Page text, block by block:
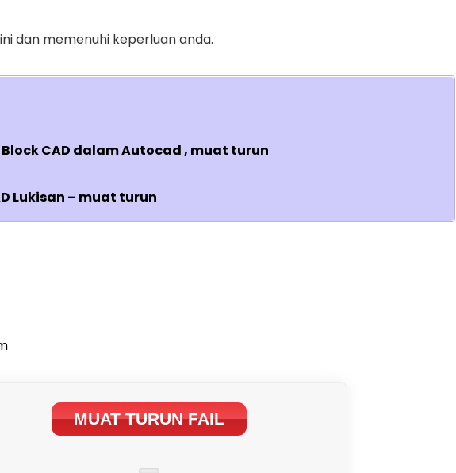
dan memenuhi keperluan anda.
CAD dalam Autocad , muat turun
Lukisan – muat turun
MUAT TURUN FAIL